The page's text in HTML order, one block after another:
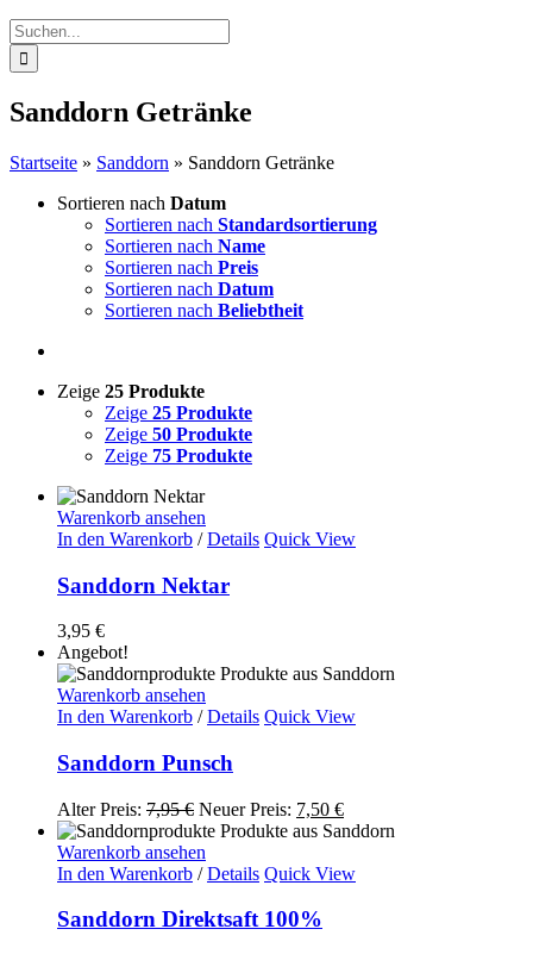
Suche
nach:
Sanddorn Getränke
Startseite » Sanddorn » Sanddorn Getränke
Sortieren nach Datum
Sortieren nach Standardsortierung
Sortieren nach Name
Sortieren nach Preis
Sortieren nach Datum
Sortieren nach Beliebtheit
Zeige 25 Produkte
Zeige 25 Produkte
Zeige 50 Produkte
Zeige 75 Produkte
Warenkorb ansehen
In den Warenkorb / Details Quick View
Sanddorn Nektar
3,95 €
Angebot!
Warenkorb ansehen
In den Warenkorb / Details Quick View
Sanddorn Punsch
Alter Preis: 7,95€ Ursprünglicher
Preis
war:
7,95 €
Neuer Preis: 7,50 €Aktueller
Preis
7,50 €.
Warenkorb ansehen
In den Warenkorb / Details Quick View
Sanddorn Direktsaft 100%